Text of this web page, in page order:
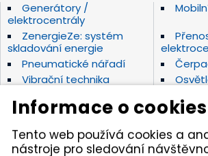
Generátory /
elektrocentrály
ZenergieZe: systém
skladování energie
Pneumatické nářadí
Vibrační technika
Hydraulické nářadí
Závěsná hydraulická
kladiva
Informace o cookies
Tento web používá cookies a
nástroje pro sledování